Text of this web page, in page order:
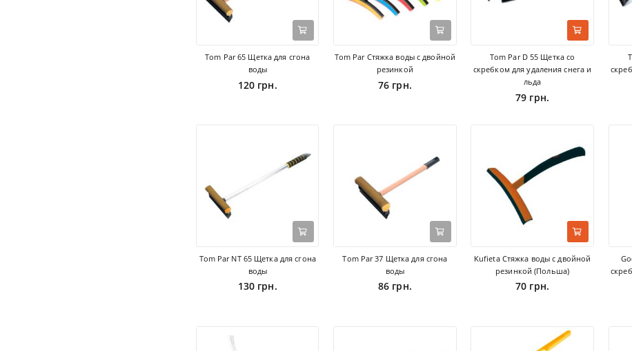
Tom Par 65 Щетка для сгона
воды
120 грн.
Tom Par Стяжка воды с двойной
резинкой
76 грн.
Tom Par D 55 Щетка со
скребком для удаления снега и
льда
79 грн.
Tom Par NT 65 Щетка для сгона
воды
130 грн.
Tom Par 37 Щетка для сгона
воды
86 грн.
Kufieta Стяжка воды с двойной
резинкой (Польша)
70 грн.